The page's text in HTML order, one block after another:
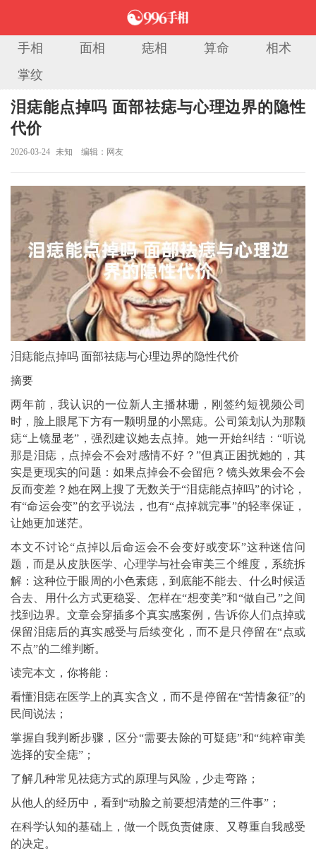
手相 面相 痣相 算命
相术
掌纹
当前位置：
泪痣能点掉吗 面部祛痣与心理边界的隐性
代价
2026-03-24 未知 编辑：网友
泪痣能点掉吗 面部祛痣与心理边界的隐性代价
摘要
两年前，我认识的一位新人主播林珊，刚签约短视频公司
时，脸上眼尾下方有一颗明显的小黑痣。公司策划认为那颗
痣“上镜显老”，强烈建议她去点掉。她一开始纠结：“听说
那是泪痣，点掉会不会对感情不好？”但真正困扰她的，其
实是更现实的问题：如果点掉会不会留疤？镜头效果会不会
反而变差？她在网上搜了无数关于“泪痣能点掉吗”的讨论，
有“命运会变”的玄乎说法，也有“点掉就完事”的轻率保证，
让她更加迷茫。
本文不讨论“点掉以后命运会不会变好或变坏”这种迷信问
题，而是从皮肤医学、心理学与社会审美三个维度，系统拆
解：这种位于眼周的小色素痣，到底能不能去、什么时候适
合去、用什么方式更稳妥、怎样在“想变美”和“做自己”之间
找到边界。文章会穿插多个真实感案例，告诉你人们点掉或
保留泪痣后的真实感受与后续变化，而不是只停留在“点或
不点”的二维判断。
读完本文，你将能：
看懂泪痣在医学上的真实含义，而不是停留在“苦情象征”的
民间说法；
掌握自我判断步骤，区分“需要去除的可疑痣”和“纯粹审美
选择的安全痣”；
了解几种常见祛痣方式的原理与风险，少走弯路；
从他人的经历中，看到“动脸之前要想清楚的三件事”；
在科学认知的基础上，做一个既负责健康、又尊重自我感受
的决定。